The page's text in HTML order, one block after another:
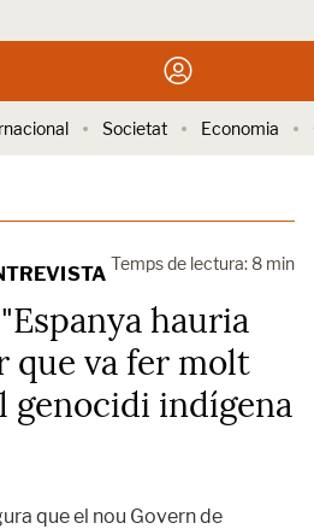
Societat Economia
Temps de lectura: 8 min
hauria
que va fer molt
genocidi indígena
que el nou Govern de